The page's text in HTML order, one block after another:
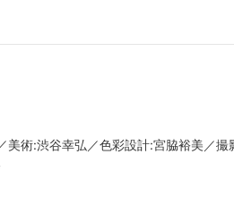
術:渋谷幸弘／色彩設計:宮脇裕美／